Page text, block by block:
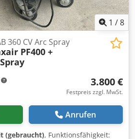
1 /8
360 CV Arc Spray
PF400 +
3.800 €
Festpreis zzgl. MwSt.
Anrufen
(gebraucht), Funktionsfähigkeit: